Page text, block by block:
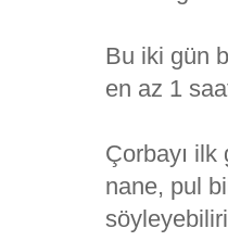
Bu iki gün
en az 1
Çorbayı
nane, pul